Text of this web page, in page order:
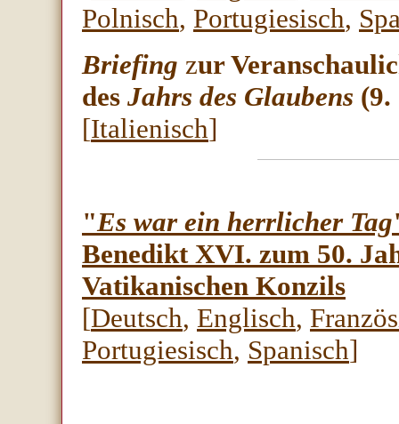
Polnisch, Portugiesisch,
Briefing zur
des Jahrs des Glaubens (9.
[Italienisch]
"Es war ein herrlicher Tag
Benedikt XVI. zum 50.
Vatikanischen Konzils
[Deutsch, Englisch,
Portugiesisch, Spanisch]